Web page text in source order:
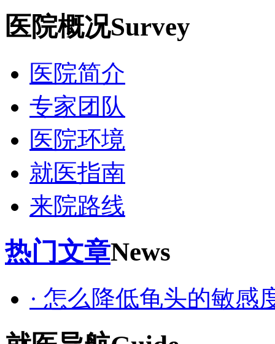
医院概况Survey
医院简介
专家团队
医院环境
就医指南
来院路线
热门文章News
· 怎么降低龟头的敏感